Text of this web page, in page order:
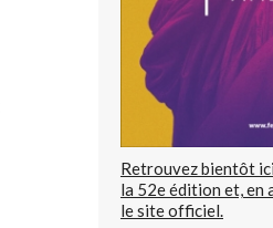
Retrouvez bientôt
la 52e édition et, en
le site officiel.